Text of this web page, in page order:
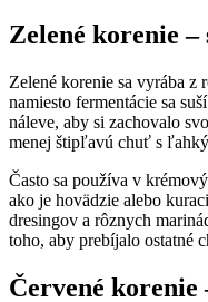
Zelené korenie
Zelené korenie sa vyrába
namiesto fermentácie sa
náleve, aby si zachovalo
menej štipľavú chuť s
Často sa používa v
ako je hovädzie alebo
dresingov a rôznych
toho, aby prebíjalo ostatné
Červené